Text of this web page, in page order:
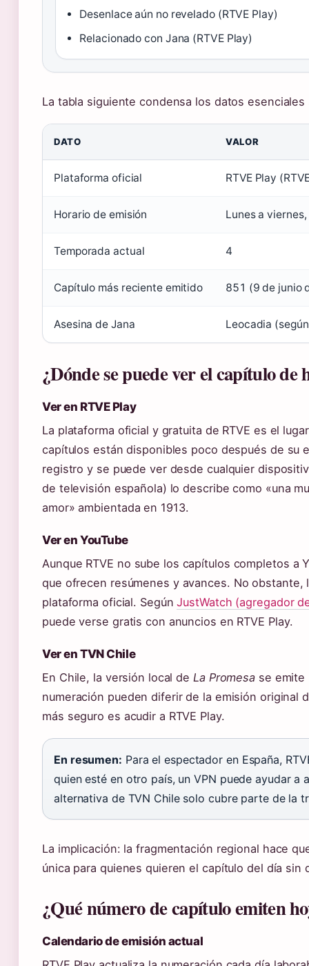
Desenlace aún no revelado (RTVE Play)
Relacionado con Jana (RTVE Play)
La tabla siguiente condensa los datos
DATO VALOR
Plataforma oficial RTVE Play
Horario de emisión Lunes a
Temporada actual 4
Capítulo más reciente emitido 851 (9 de junio
Asesina de Jana Leocadia
¿Dónde se puede ver el capítulo de
Ver en RTVE Play
La plataforma oficial y gratuita de RTVE es el
capítulos están disponibles poco después de su
registro y se puede ver desde cualquier
de televisión española) lo describe como «una
amor» ambientada en 1913.
Ver en YouTube
Aunque RTVE no sube los capítulos completos a
que ofrecen resúmenes y avances. No
plataforma oficial. SegúnJustWatch (agregador
puede verse gratis con anuncios en RTVE Play.
Ver en TVN Chile
En Chile, la versión local de La Promesa se emite
numeración pueden diferir de la emisión original
más seguro es acudir a RTVE Play.
En resumen: Para el espectador en España,
quien esté en otro país, un VPN puede ayudar
alternativa de TVN Chile solo cubre parte de la
La implicación: la fragmentación regional hace
única para quienes quieren el capítulo del día sin
¿Qué número de capítulo emiten
Calendario de emisión actual